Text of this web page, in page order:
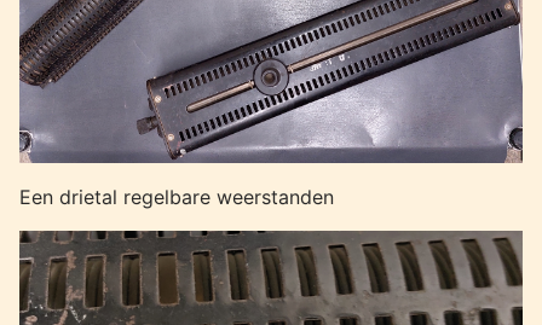
Een drietal regelbare weerstanden